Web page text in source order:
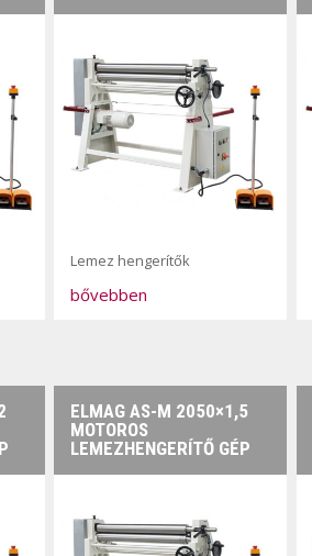
Lemez hengerítők
bővebben
ELMAG AS-M 2050×1,5
MOTOROS
LEMEZHENGERÍTŐ GÉP